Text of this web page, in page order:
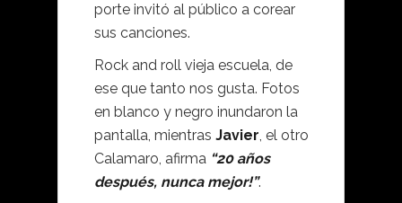
porte invitó al público a corear
sus canciones.
Rock and roll vieja escuela, de
ese que tanto nos gusta. Fotos
en blanco y negro inundaron la
pantalla, mientras Javier, el otro
Calamaro, afirma “20 años
después, nunca mejor!”.